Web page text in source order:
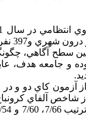
سطح آگاهي،
و جامعه هدف،
از شاخص آلفاي